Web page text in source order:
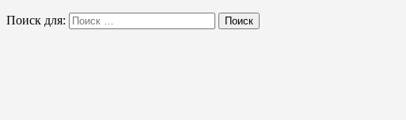
Поиск для: Поиск